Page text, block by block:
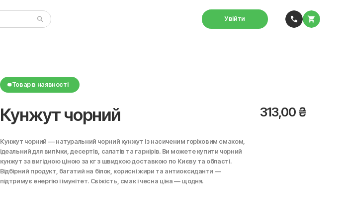
Увійти
Товар в наявності
Кунжут чорний 313,00 ₴
Кунжут чорний — натуральний чорний кунжут із насиченим горіховим смаком,
ідеальний для випічки, десертів, салатів та гарнірів. Ви можете купити чорний
кунжут за вигідною ціною за кг з швидкою доставкою по Києву та області.
Відбірний продукт, багатий на білок, корисні жири та антиоксиданти —
підтримує енергію і імунітет. Свіжість, смак і чесна ціна — щодня.